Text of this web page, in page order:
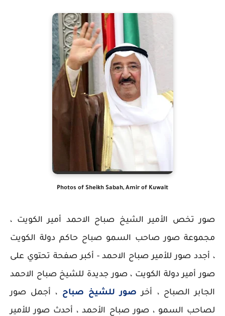
Photos of Sheikh Sabah, Amir of Kuwait
صور تخص الأمير الشيخ صباح الاحمد أمير الكويت ،
مجموعة صور صاحب السمو صباح حاكم دولة الكويت
، أجدد صور للأمير صباح الاحمد - أكبر صفحة تحتوي على
صور أمير دولة الكويت ، صور جديدة للشيخ صباح الاحمد
الجابر الصباح ، أخر صور للشيخ صباح ، أجمل صور
لصاحب السمو ، صور صباح الأحمد ، أحدث صور للأمير